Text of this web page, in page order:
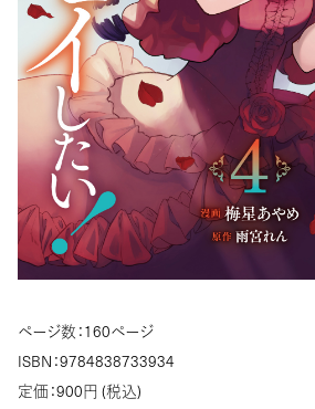
ページ数：160ページ
ISBN：9784838733934
定価：900円 (税込)